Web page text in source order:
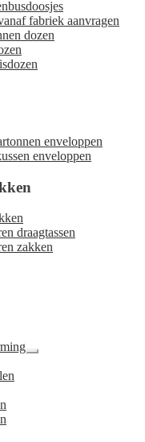
fabriek aanvragen
dozen
enveloppen
enveloppen
draagtassen
zakken
Submenu